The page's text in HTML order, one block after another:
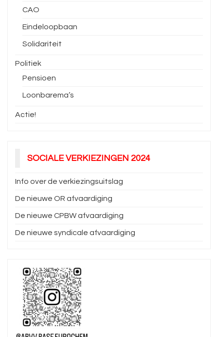
CAO
Eindeloopbaan
Solidariteit
Politiek
Pensioen
Loonbarema’s
Actie!
SOCIALE VERKIEZINGEN 2024
Info over de verkiezingsuitslag
De nieuwe OR afvaardiging
De nieuwe CPBW afvaardiging
De nieuwe syndicale afvaardiging